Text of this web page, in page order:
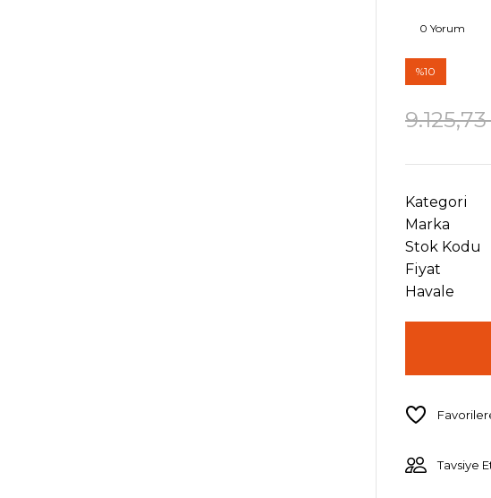
0 Yorum
%10
Kategori
Marka
Stok Kodu
Fiyat
Havale
Tavsiye